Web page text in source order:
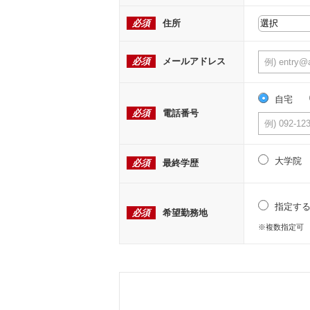
必須 住所
必須 メールアドレス
必須 電話番号
自宅
必須 最終学歴 大学院
必須 希望勤務地
指定する
※複数指定可